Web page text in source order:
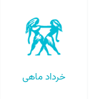
خرداد ماهی